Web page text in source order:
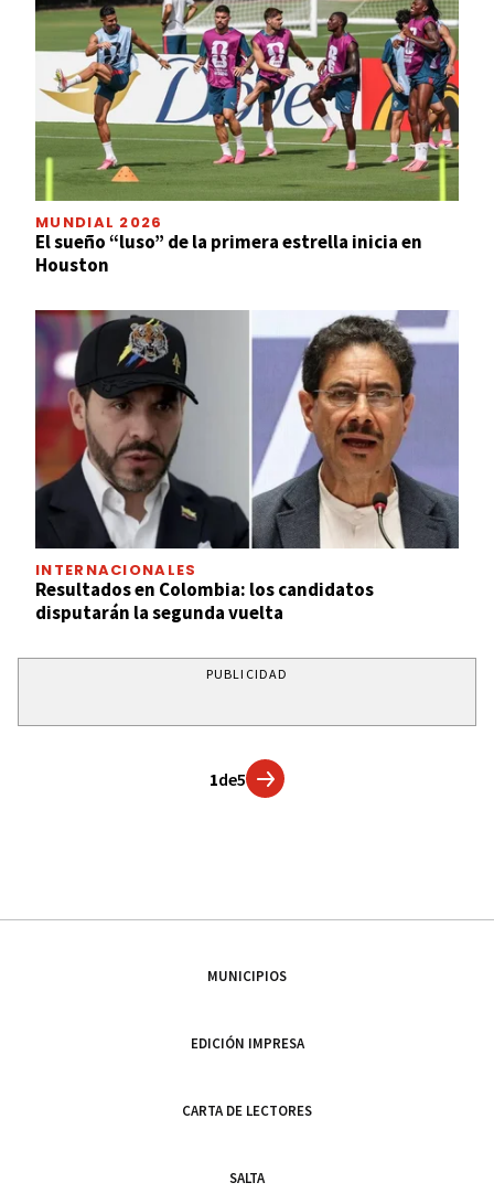
MUNDIAL 2026
El sueño “luso” de la primera estrella inicia en
Houston
INTERNACIONALES
Resultados en Colombia: los candidatos
disputarán la segunda vuelta
PUBLICIDAD
1de5
MUNICIPIOS
EDICIÓN IMPRESA
CARTA DE LECTORES
SALTA